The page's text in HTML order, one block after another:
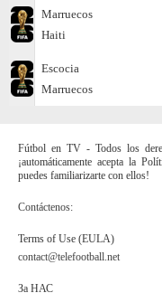
Marruecos
Haiti
Escocia
Marruecos
Fútbol en TV - Todos los
¡automáticamente acepta la
puedes familiarizarte con ellos!
Contáctenos:
Terms of Use (EULA)
contact@telefootball.net
За НАС